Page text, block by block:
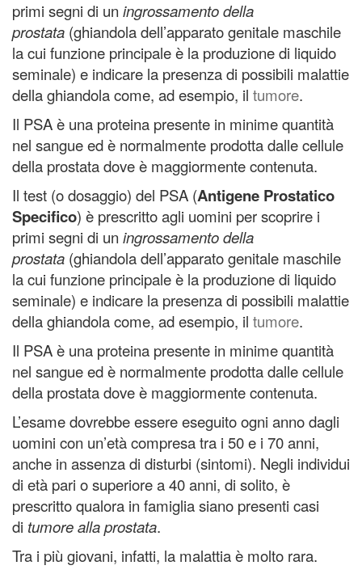
primi segni di un ingrossamento della
prostata (ghiandola dell’apparato genitale maschile
la cui funzione principale è la produzione di liquido
seminale) e indicare la presenza di possibili malattie
della ghiandola come, ad esempio, il tumore.
Il PSA è una proteina presente in minime quantità
nel sangue ed è normalmente prodotta dalle cellule
della prostata dove è maggiormente contenuta.
Il test (o dosaggio) del PSA (Antigene Prostatico
Specifico) è prescritto agli uomini per scoprire i
primi segni di un ingrossamento della
prostata (ghiandola dell’apparato genitale maschile
la cui funzione principale è la produzione di liquido
seminale) e indicare la presenza di possibili malattie
della ghiandola come, ad esempio, il tumore.
Il PSA è una proteina presente in minime quantità
nel sangue ed è normalmente prodotta dalle cellule
della prostata dove è maggiormente contenuta.
L’esame dovrebbe essere eseguito ogni anno dagli
uomini con un’età compresa tra i 50 e i 70 anni,
anche in assenza di disturbi (sintomi). Negli individui
di età pari o superiore a 40 anni, di solito, è
prescritto qualora in famiglia siano presenti casi
di tumore alla prostata.
Tra i più giovani, infatti, la malattia è molto rara.